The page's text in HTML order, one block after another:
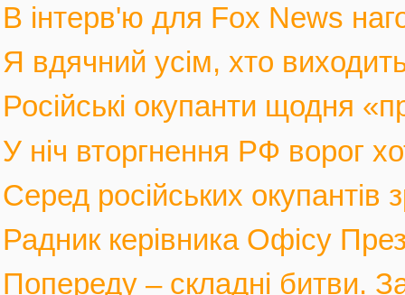
В інтерв'ю для Fox News
Я вдячний усім, хто
Російські окупанти щодня
У ніч вторгнення РФ ворог
Серед російських
Радник керівника Офісу
Попереду – складні битви.